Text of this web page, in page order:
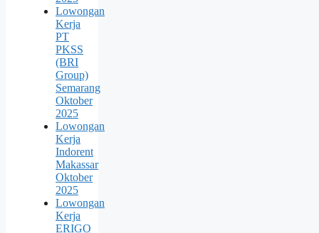
Lowongan
Kerja
PT
PKSS
(BRI
Group)
Semarang
Oktober
2025
Lowongan
Kerja
Indorent
Makassar
Oktober
2025
Lowongan
Kerja
ERIGO